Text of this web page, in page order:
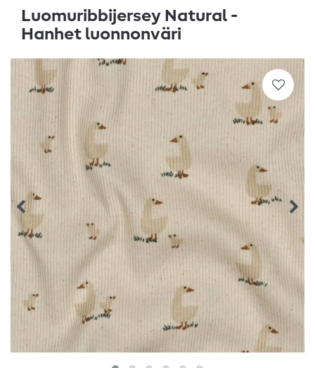
Luomuribbijersey Natural -
Hanhet luonnonväri